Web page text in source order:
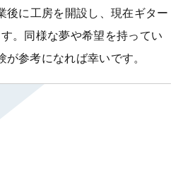
後に工房を開設し、現在ギター
。同様な夢や希望を持ってい
参考になれば幸いです。